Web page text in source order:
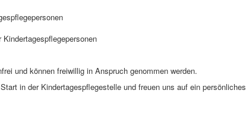
und können freiwillig in Anspruch genommen werden.
in der Kindertagespflegestelle und freuen uns auf ein persönliches